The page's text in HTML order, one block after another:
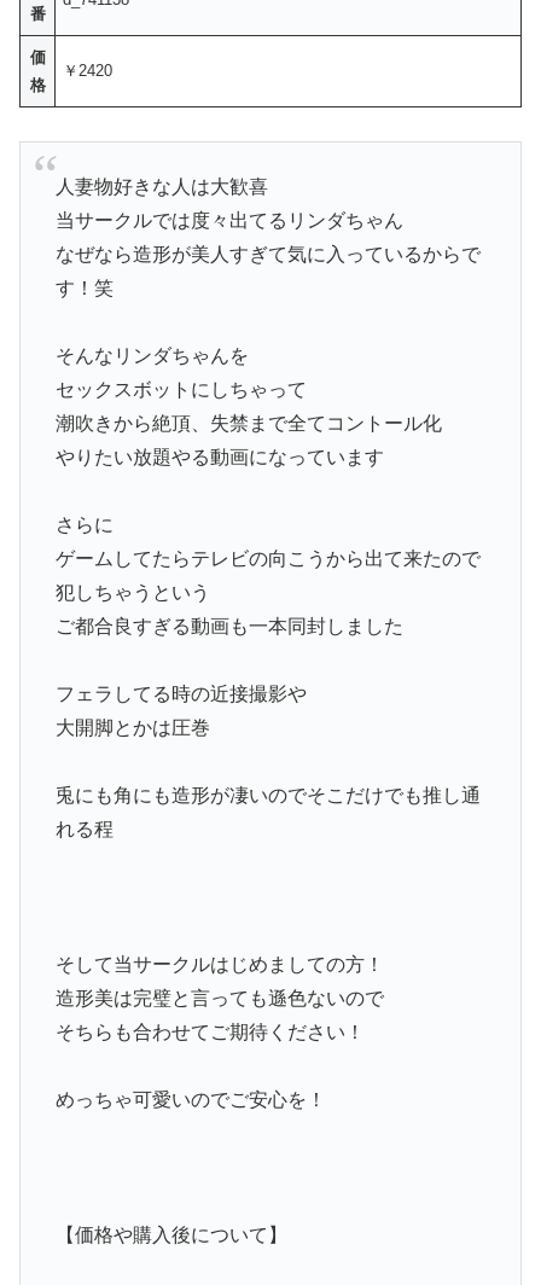
番
価
格
￥2420
人妻物好きな人は大歓喜
当サークルでは度々出てるリンダちゃん
なぜなら造形が美人すぎて気に入っているからで
す！笑
そんなリンダちゃんを
セックスボットにしちゃって
潮吹きから絶頂、失禁まで全てコントール化
やりたい放題やる動画になっています
さらに
ゲームしてたらテレビの向こうから出て来たので
犯しちゃうという
ご都合良すぎる動画も一本同封しました
フェラしてる時の近接撮影や
大開脚とかは圧巻
兎にも角にも造形が凄いのでそこだけでも推し通
れる程
そして当サークルはじめましての方！
造形美は完璧と言っても遜色ないので
そちらも合わせてご期待ください！
めっちゃ可愛いのでご安心を！
【価格や購入後について】